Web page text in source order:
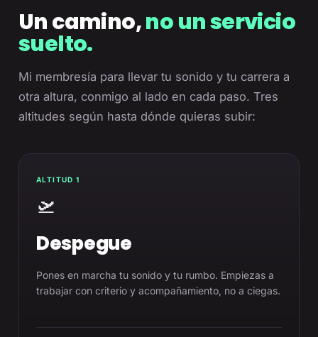
Un camino,no un servicio
suelto.
Mi membresía para llevar tu sonido y tu carrera a
otra altura, conmigo al lado en cada paso. Tres
altitudes según hasta dónde quieras subir:
ALTITUD 1
🛫
Despegue
Pones en marcha tu sonido y tu rumbo. Empiezas a
trabajar con criterio y acompañamiento, no a ciegas.